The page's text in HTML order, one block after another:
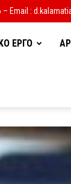
– Email :
ΕΡΓΟ